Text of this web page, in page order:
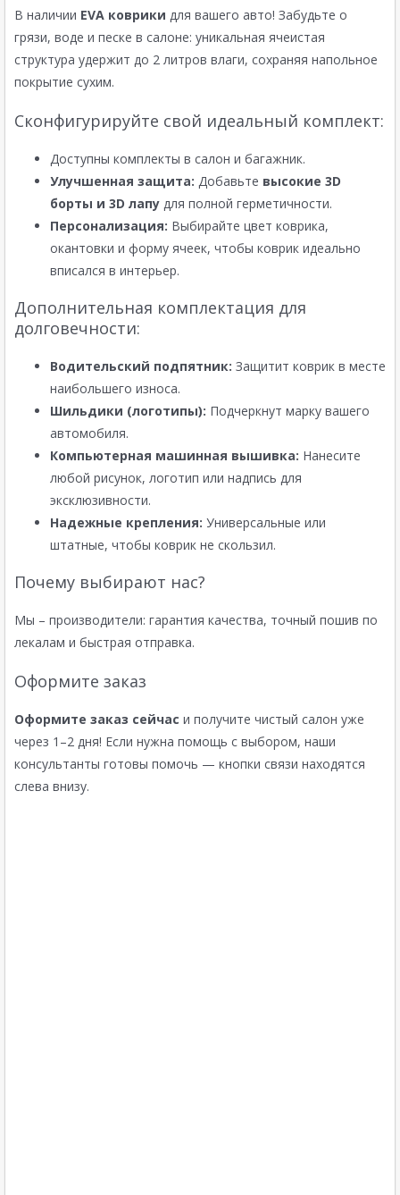
В наличии EVA коврики для вашего авто! Забудьте о
грязи, воде и песке в салоне: уникальная ячеистая
структура удержит до 2 литров влаги, сохраняя напольное
покрытие сухим.
Сконфигурируйте свой идеальный комплект:
Доступны комплекты в салон и багажник.
Улучшенная защита: Добавьте высокие 3D
борты и 3D лапу для полной герметичности.
Персонализация: Выбирайте цвет коврика,
окантовки и форму ячеек, чтобы коврик идеально
вписался в интерьер.
Дополнительная комплектация для
долговечности:
Водительский подпятник: Защитит коврик в месте
наибольшего износа.
Шильдики (логотипы): Подчеркнут марку вашего
автомобиля.
Компьютерная машинная вышивка: Нанесите
любой рисунок, логотип или надпись для
эксклюзивности.
Надежные крепления: Универсальные или
штатные, чтобы коврик не скользил.
Почему выбирают нас?
Мы – производители: гарантия качества, точный пошив по
лекалам и быстрая отправка.
Оформите заказ
Оформите заказ сейчас и получите чистый салон уже
через 1–2 дня! Если нужна помощь с выбором, наши
консультанты готовы помочь — кнопки связи находятся
слева внизу.